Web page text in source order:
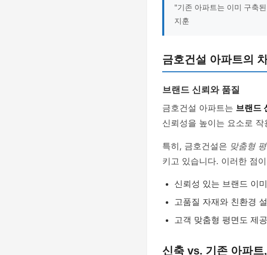
"기존 아파트는 이미 구축
지훈
금호건설 아파트의
브랜드 신뢰와 품질
금호건설 아파트는 브랜드
신뢰성을 높이는 요소로
특히, 금호건설은 맞춤형
키고 있습니다. 이러한 점
신뢰성 있는 브랜드 이
고품질 자재와 친환경
고객 맞춤형 평면도 제공
신축 vs. 기존 아파